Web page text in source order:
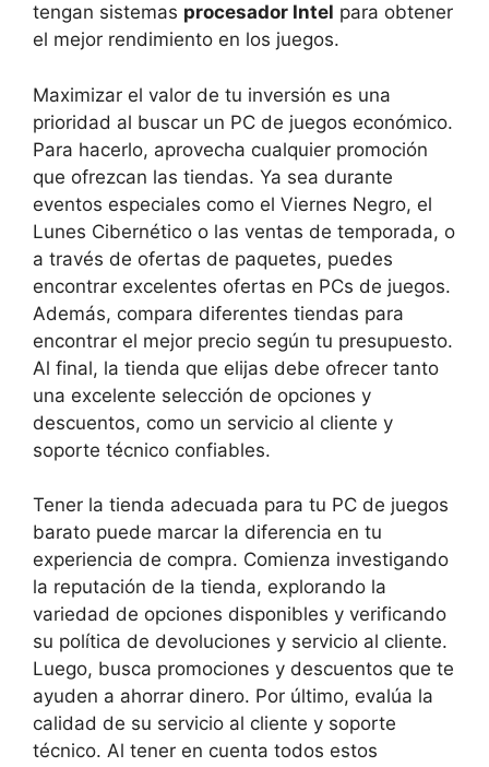
tengan sistemas procesador Intel para obtener
el mejor rendimiento en los juegos.
Maximizar el valor de tu inversión es una
prioridad al buscar un PC de juegos económico.
Para hacerlo, aprovecha cualquier promoción
que ofrezcan las tiendas. Ya sea durante
eventos especiales como el Viernes Negro, el
Lunes Cibernético o las ventas de temporada, o
a través de ofertas de paquetes, puedes
encontrar excelentes ofertas en PCs de juegos.
Además, compara diferentes tiendas para
encontrar el mejor precio según tu presupuesto.
Al final, la tienda que elijas debe ofrecer tanto
una excelente selección de opciones y
descuentos, como un servicio al cliente y
soporte técnico confiables.
Tener la tienda adecuada para tu PC de juegos
barato puede marcar la diferencia en tu
experiencia de compra. Comienza investigando
la reputación de la tienda, explorando la
variedad de opciones disponibles y verificando
su política de devoluciones y servicio al cliente.
Luego, busca promociones y descuentos que te
ayuden a ahorrar dinero. Por último, evalúa la
calidad de su servicio al cliente y soporte
técnico. Al tener en cuenta todos estos